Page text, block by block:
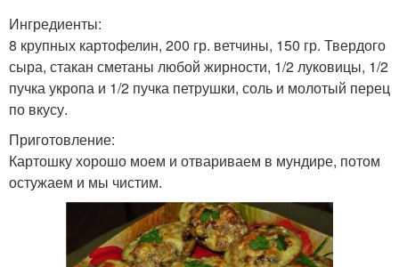
Ингредиенты:
8 крупных картофелин, 200 гр. ветчины, 150 гр. Твердого
сыра, стакан сметаны любой жирности, 1/2 луковицы, 1/2
пучка укропа и 1/2 пучка петрушки, соль и молотый перец
по вкусу.
Приготовление:
Картошку хорошо моем и отвариваем в мундире, потом
остужаем и мы чистим.